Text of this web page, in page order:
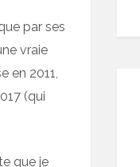
par ses
vraie
en 2011,
(qui
que je